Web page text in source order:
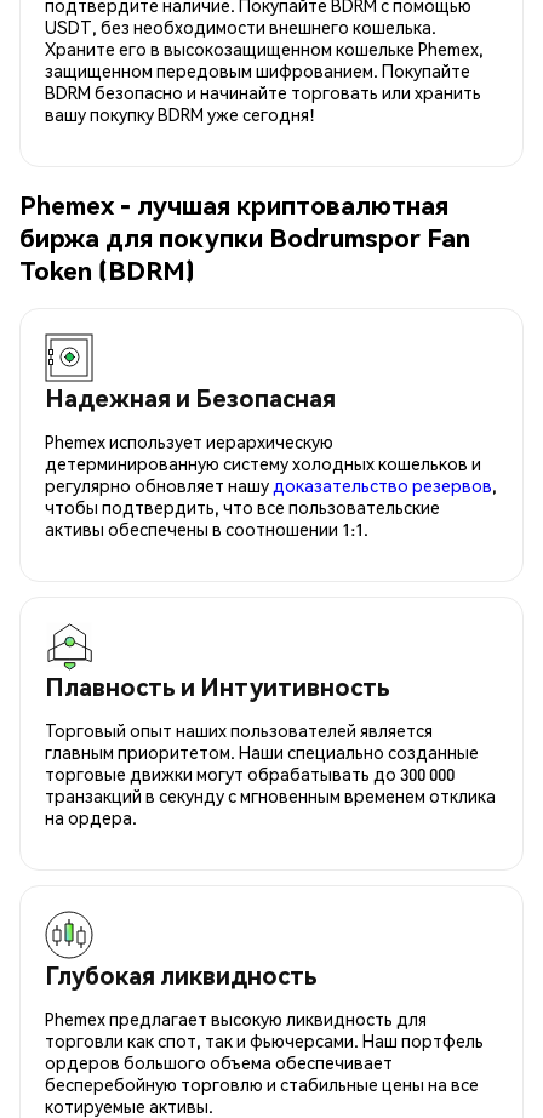
подтвердите наличие. Покупайте BDRM с помощью
USDT, без необходимости внешнего кошелька.
Храните его в высокозащищенном кошельке Phemex,
защищенном передовым шифрованием. Покупайте
BDRM безопасно и начинайте торговать или хранить
вашу покупку BDRM уже сегодня!
Phemex - лучшая криптовалютная
биржа для покупки Bodrumspor Fan
Token (BDRM)
Надежная и Безопасная
Phemex использует иерархическую
детерминированную систему холодных кошельков и
регулярно обновляет нашу доказательство резервов,
чтобы подтвердить, что все пользовательские
активы обеспечены в соотношении 1:1.
Плавность и Интуитивность
Торговый опыт наших пользователей является
главным приоритетом. Наши специально созданные
торговые движки могут обрабатывать до 300 000
транзакций в секунду с мгновенным временем отклика
на ордера.
Глубокая ликвидность
Phemex предлагает высокую ликвидность для
торговли как спот, так и фьючерсами. Наш портфель
ордеров большого объема обеспечивает
бесперебойную торговлю и стабильные цены на все
котируемые активы.